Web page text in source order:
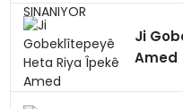
Ji
Amed